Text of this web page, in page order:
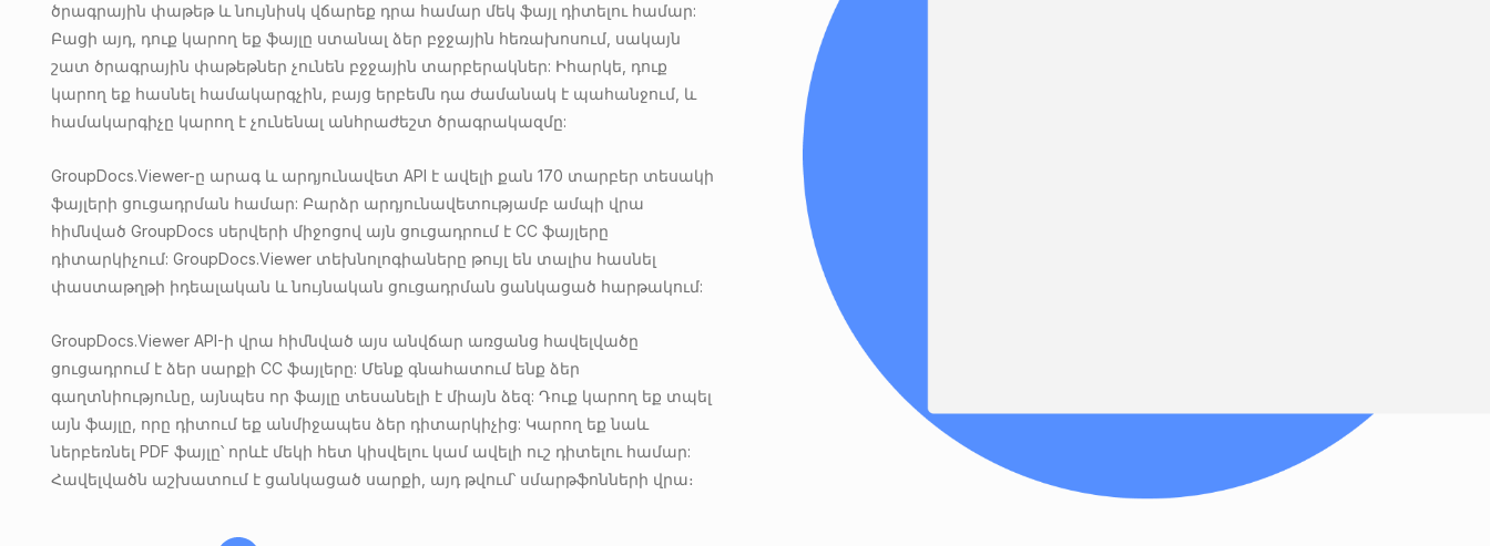
ծրագրային փաթեթ և նույնիսկ վճարեք դրա համար մեկ ֆայլ դիտելու համար:
Բացի այդ, դուք կարող եք ֆայլը ստանալ ձեր բջջային հեռախոսում, սակայն
շատ ծրագրային փաթեթներ չունեն բջջային տարբերակներ: Իհարկե, դուք
կարող եք հասնել համակարգչին, բայց երբեմն դա ժամանակ է պահանջում, և
համակարգիչը կարող է չունենալ անհրաժեշտ ծրագրակազմը:
GroupDocs.Viewer-ը արագ և արդյունավետ API է ավելի քան 170 տարբեր տեսակի
ֆայլերի ցուցադրման համար: Բարձր արդյունավետությամբ ամպի վրա
հիմնված GroupDocs սերվերի միջոցով այն ցուցադրում է CC ֆայլերը
դիտարկիչում: GroupDocs.Viewer տեխնոլոգիաները թույլ են տալիս հասնել
փաստաթղթի իդեալական և նույնական ցուցադրման ցանկացած հարթակում:
GroupDocs.Viewer API-ի վրա հիմնված այս անվճար առցանց հավելվածը
ցուցադրում է ձեր սարքի CC ֆայլերը: Մենք գնահատում ենք ձեր
գաղտնիությունը, այնպես որ ֆայլը տեսանելի է միայն ձեզ: Դուք կարող եք տպել
այն ֆայլը, որը դիտում եք անմիջապես ձեր դիտարկիչից: Կարող եք նաև
ներբեռնել PDF ֆայլը՝ որևէ մեկի հետ կիսվելու կամ ավելի ուշ դիտելու համար:
Հավելվածն աշխատում է ցանկացած սարքի, այդ թվում՝ սմարթֆոնների վրա։